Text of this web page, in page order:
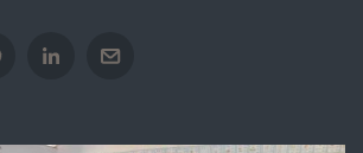
em nova janela
no Twitter em nova janela
no Whatsapp em nova janela
Compartilhar no Linkedin em nova janela
Compartilhar por e-mail em nova janela